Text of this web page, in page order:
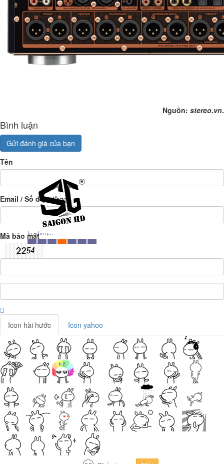
Nguồn: stereo.vn.
Bình luận
Gửi đánh giá của bạn
Tên
Email / Số điện thoại
Mã bảo mật
Icon hài hước Icon yahoo